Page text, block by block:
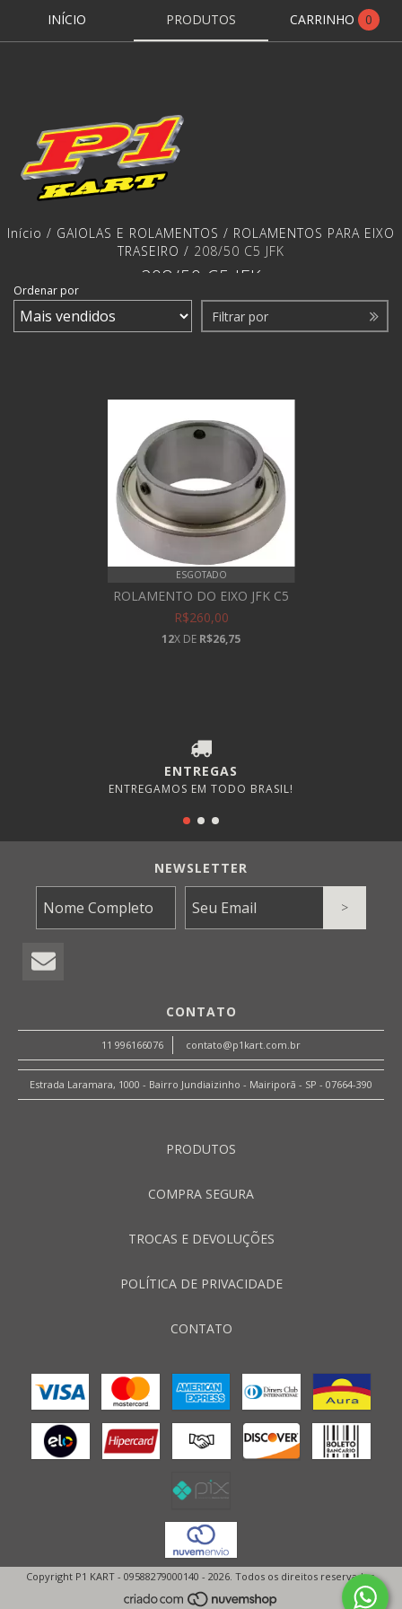
INÍCIO PRODUTOS CARRINHO 0
Início / GAIOLAS E ROLAMENTOS / ROLAMENTOS PARA EIXO
TRASEIRO / 208/50 C5 JFK
208/50 C5 JFK
Ordenar por
Filtrar por
ESGOTADO
ROLAMENTO DO EIXO JFK C5
R$260,00
12X DE R$26,75
ENTREGAS
ENTREGAMOS EM TODO BRASIL!
NEWSLETTER
CONTATO
11 996166076 contato@p1kart.com.br
Estrada Laramara, 1000 - Bairro Jundiaizinho - Mairiporã - SP - 07664-390
PRODUTOS
COMPRA SEGURA
TROCAS E DEVOLUÇÕES
POLÍTICA DE PRIVACIDADE
CONTATO
Copyright P1 KART - 09588279000140 - 2026. Todos os direitos reservados.